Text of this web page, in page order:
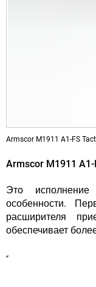
Armscor M1911 A1-FS
Armscor M1911 A1-
Это
особенности.
расширителя
обеспечивает